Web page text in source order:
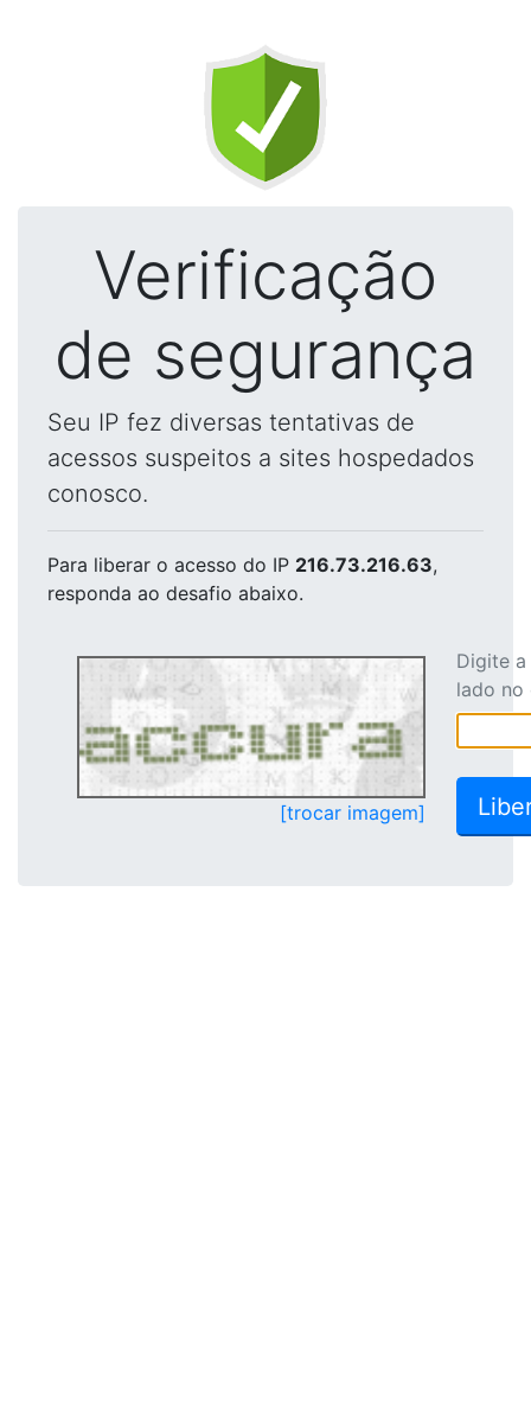
Verificação
de segurança
Seu IP fez diversas tentativas de
acessos suspeitos a sites hospedados
conosco.
Para liberar o acesso do IP 216.73.216.63,
responda ao desafio abaixo.
[trocar imagem]
Digite
lado no